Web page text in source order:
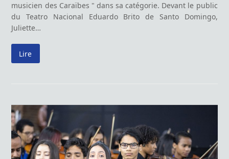
musicien des Caraïbes " dans sa catégorie. Devant le public
du Teatro Nacional Eduardo Brito de Santo Domingo,
Juliette…
Lire